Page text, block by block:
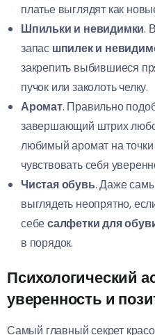
платье выглядят как
Шпильки и невидимки.
запас шпилек и
закрепить выбившиеся
пучок или заколоть челку.
Аромат. Правильно
завершающий штрих
любимый аромат на
чувствовать себя
Чистая обувь. Даже
выглядеть неопрятно,
себесалфетки для
в порядок.
Психологический
уверенность и
Самый главный секрет